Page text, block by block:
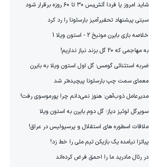
شاید امروز یا فردا آتش‌بس ۳۰ تا ۶۰ روزه برقرار شود
سیتی پیشنهاد تحقیرآمیز بارسلونا را رد کرد
خلاصه بازی بایرن مونیخ 2 - استون ویلا 1
به مهاجمی که 20 گل بزند نیاز نداریم!
ضربه استثنائی گومس؛ گل اول استون ویلا به بایرن
معمای سمت چپ بارسلونا پیچیده‌تر شد
مدیرعامل ذوب‌آهن: هنوز نمی‌دانم چرا پورموسوی رفت!
سوپرگل لوئیز دیاز؛ گل دوم بایرن به استون ویلا
ملاقات اسطوره های استقلال و پرسپولیس در عراق!
پیاتزا نیامده یک بازیکن تیم ملی را خط زد!
در رئال مادرید ما را احمق فرض کرده‌اند